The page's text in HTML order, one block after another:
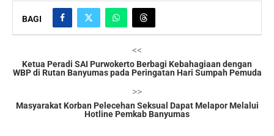
BAGI
<<
Ketua Peradi SAI Purwokerto Berbagi Kebahagiaan dengan
WBP di Rutan Banyumas pada Peringatan Hari Sumpah Pemuda
>>
Masyarakat Korban Pelecehan Seksual Dapat Melapor Melalui
Hotline Pemkab Banyumas